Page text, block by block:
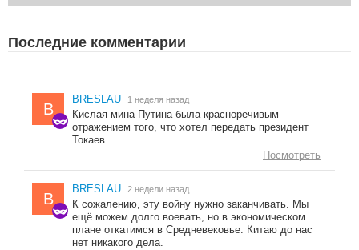
Последние комментарии
B
BRESLAU 1 неделя назад
Кислая мина Путина была красноречивым
отражением того, что хотел передать президент
Токаев.
Посмотреть
B
BRESLAU 2 недели назад
К сожалению, эту войну нужно заканчивать. Мы
ещё можем долго воевать, но в экономическом
плане откатимся в Средневековье. Китаю до нас
нет никакого дела.